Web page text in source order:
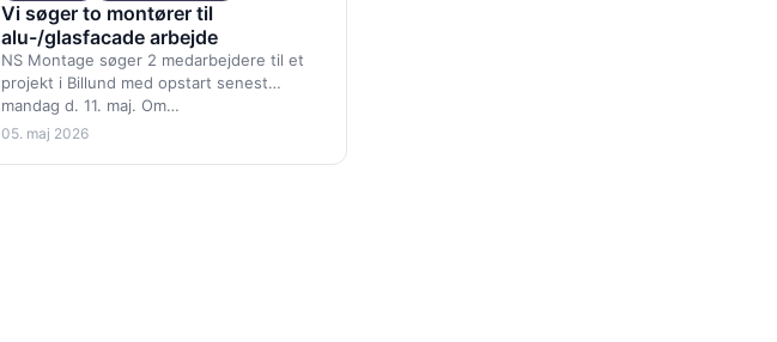
Vi søger to montører til
alu-/glasfacade arbejde
NS Montage søger 2 medarbejdere til et
projekt i Billund med opstart senest
mandag d. 11. maj. Om…
05. maj 2026